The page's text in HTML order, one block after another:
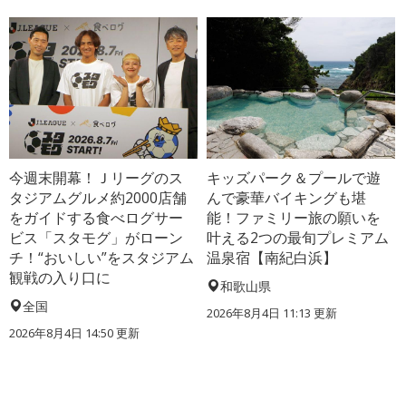
今週末開幕！Ｊリーグのス
タジアムグルメ約2000店舗
をガイドする食べログサー
ビス「スタモグ」がローン
チ！“おいしい”をスタジアム
観戦の入り口に
全国
2026年8月4日 14:50更新
キッズパーク＆プールで遊
んで豪華バイキングも堪
能！ファミリー旅の願いを
叶える2つの最旬プレミアム
温泉宿【南紀白浜】
和歌山県
2026年8月4日 11:13 更新